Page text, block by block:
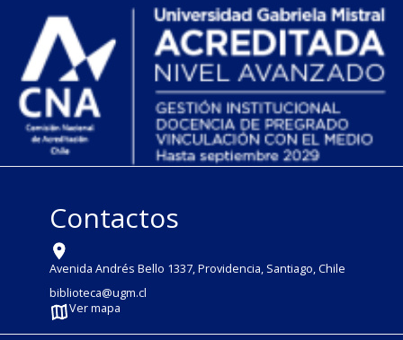
Contactos
Avenida Andrés Bello 1337, Providencia, Santiago, Chile
biblioteca@ugm.cl
Ver mapa